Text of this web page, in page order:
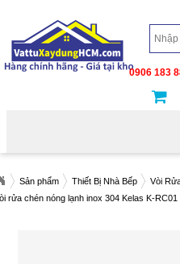
0906 183
Sản phẩm Thiết Bị Nhà Bếp
Vòi
rửa chén nóng lạnh inox 304 Kelas K-RC01